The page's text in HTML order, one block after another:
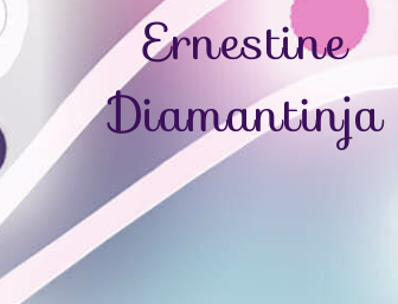
Ernestine
Diamantinja